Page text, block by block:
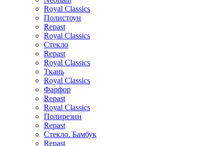
Royal Classics
Полистоун
Repast
Royal Classics
Стекло
Repast
Royal Classics
Ткань
Royal Classics
Фарфор
Repast
Royal Classics
Полирезин
Repast
Стекло. Бамбук
Repast